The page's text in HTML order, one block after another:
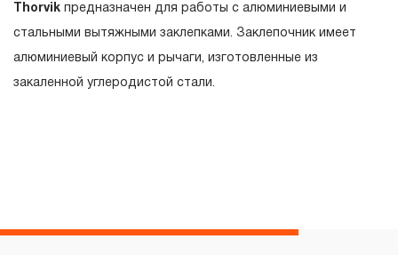
Thorvik предназначен для работы с алюминиевыми и
стальными вытяжными заклепками. Заклепочник имеет
алюминиевый корпус и рычаги, изготовленные из
закаленной углеродистой стали.
Понятие «ПОЖИЗНЕННАЯ ГАРАНТИЯ».
1.1 Понятие «ПОЖИЗНЕННАЯ ГАРАНТИЯ» включает в